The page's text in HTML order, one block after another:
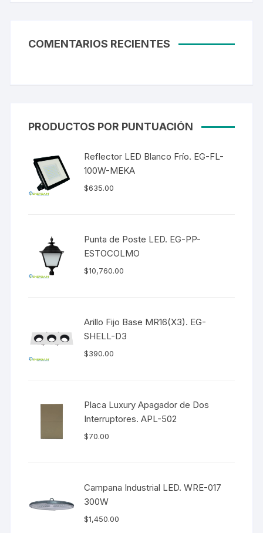
COMENTARIOS RECIENTES
PRODUCTOS POR PUNTUACIÓN
Reflector LED Blanco Frío. EG-FL-
100W-MEKA
$635.00
Punta de Poste LED. EG-PP-
ESTOCOLMO
$10,760.00
Arillo Fijo Base MR16(X3). EG-
SHELL-D3
$390.00
Placa Luxury Apagador de Dos
Interruptores. APL-502
$70.00
Campana Industrial LED. WRE-017
300W
$1,450.00